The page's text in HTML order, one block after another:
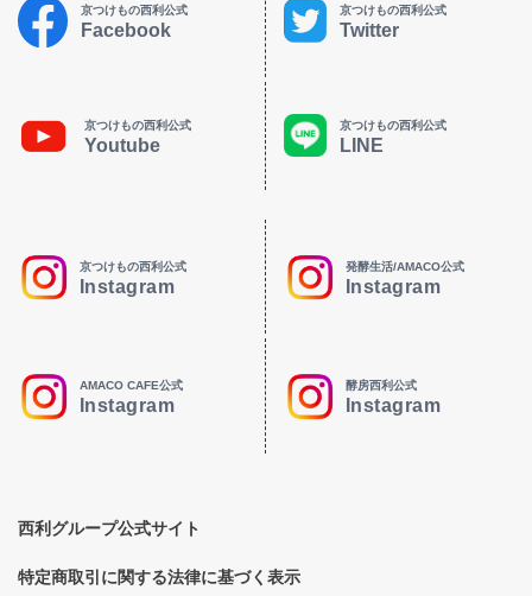
京つけもの西利公式
Facebook
京つけもの西利公式
Twitter
京つけもの西利公式
Youtube
京つけもの西利公式
LINE
京つけもの西利公式
Instagram
発酵生活/AMACO公式
Instagram
AMACO CAFE公式
Instagram
酵房西利公式
Instagram
西利グループ公式サイト
特定商取引に関する法律に基づく表示